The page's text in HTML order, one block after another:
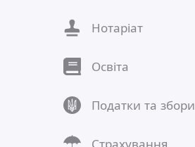
Нотаріат
Освіта
Податки та збори
Страхування